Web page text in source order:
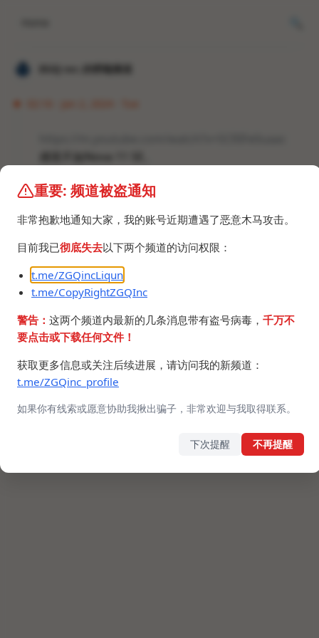
𝐙𝐆𝐐 ɪɴᴄ.的唠嗑频道
重要: 频道被盗通知
非常抱歉地通知大家，我的账号近期遭遇了恶意木马攻击。
目前我已彻底失去以下两个频道的访问权限：
t.me/ZGQincLiqun
t.me/CopyRightZGQInc
警告： 这两个频道内最新的几条消息带有盗号病毒， 千万不
要点击或下载任何文件！
获取更多信息或关注后续进展，请访问我的新频道：
t.me/ZGQinc_profile
如果你有线索或愿意协助我揪出骗子，非常欢迎与我取得联系。
下次提醒 不再提醒